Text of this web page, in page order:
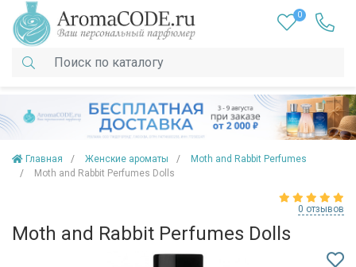
0
Главная Женские ароматы
Moth and Rabbit Perfumes
Moth and Rabbit Perfumes Dolls
0 отзывов
Moth and Rabbit Perfumes Dolls